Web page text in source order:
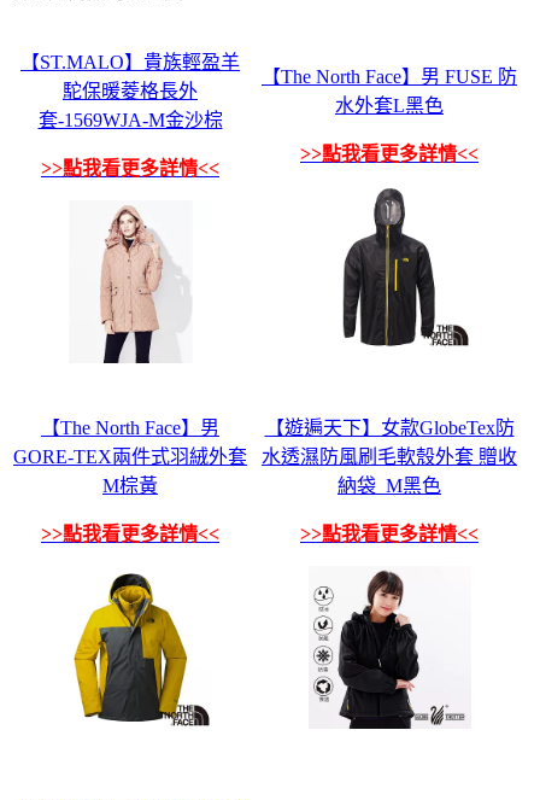
【ST.MALO】貴族輕盈羊
駝保暖菱格長外
套-1569WJA-M金沙棕
>>點我看更多詳情<<
【The North Face】男 FUSE 防
水外套L黑色
>>點我看更多詳情<<
【The North Face】男
GORE-TEX兩件式羽絨外套
M棕黃
>>點我看更多詳情<<
【遊遍天下】女款GlobeTex防
水透濕防風刷毛軟殼外套 贈收
納袋_M黑色
>>點我看更多詳情<<